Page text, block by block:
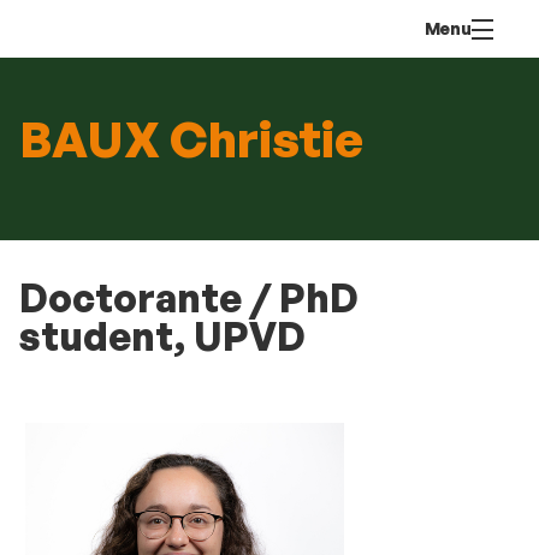
contenu
Menu
BAUX Christie
Doctorante / PhD
student, UPVD